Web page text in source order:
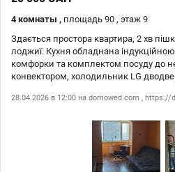
4 комнаты , площадь 90 , этаж 9
Здається простора квартира, 2 хв
лоджиї. Кухня обладнана
комфорки та комплектом посуду до
конвектором, холодильник LG
будинком бювет, автостоянки: із
дитячих садочки, дитячі майданчики,
28.04.2026 в 12:00 на domowed.com , https://